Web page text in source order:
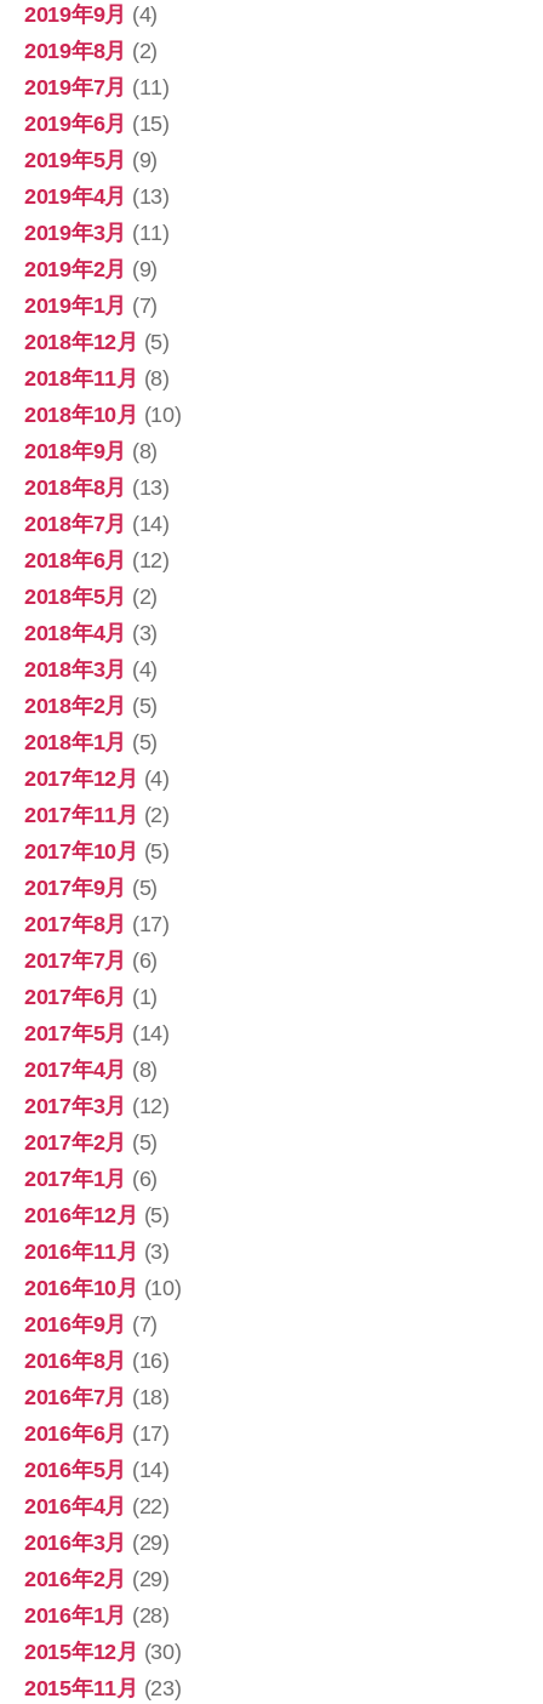
2019年9月 (4)
2019年8月 (2)
2019年7月 (11)
2019年6月 (15)
2019年5月 (9)
2019年4月 (13)
2019年3月 (11)
2019年2月 (9)
2019年1月 (7)
2018年12月 (5)
2018年11月 (8)
2018年10月 (10)
2018年9月 (8)
2018年8月 (13)
2018年7月 (14)
2018年6月 (12)
2018年5月 (2)
2018年4月 (3)
2018年3月 (4)
2018年2月 (5)
2018年1月 (5)
2017年12月 (4)
2017年11月 (2)
2017年10月 (5)
2017年9月 (5)
2017年8月 (17)
2017年7月 (6)
2017年6月 (1)
2017年5月 (14)
2017年4月 (8)
2017年3月 (12)
2017年2月 (5)
2017年1月 (6)
2016年12月 (5)
2016年11月 (3)
2016年10月 (10)
2016年9月 (7)
2016年8月 (16)
2016年7月 (18)
2016年6月 (17)
2016年5月 (14)
2016年4月 (22)
2016年3月 (29)
2016年2月 (29)
2016年1月 (28)
2015年12月 (30)
2015年11月 (23)